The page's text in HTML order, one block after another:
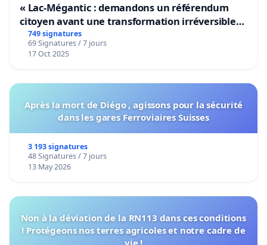
« Lac-Mégantic : demandons un référendum
citoyen avant une transformation irréversible
de notre territoire »
749 signatures
69 Signatures / 7 jours
17 Oct 2025
Après la mort de Diégo , agissons pour la sécurité
dans les gares Ferroviaires Suisses
3 193 signatures
48 Signatures / 7 jours
13 May 2026
Non à la déviation de la RN113 dans ces conditions
! Protégeons nos terres agricoles et notre cadre de